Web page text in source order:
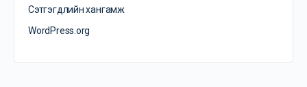
Сэтгэгдлийн хангамж
WordPress.org